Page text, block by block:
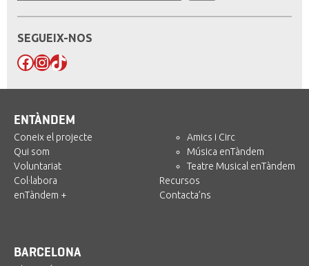
SEGUEIX-NOS
Facebook
Instagram
TikTok
ENTÀNDEM
Coneix el projecte
Qui som
Voluntariat
Col·labora
enTàndem +
Amics i Circ
Música enTàndem
Teatre Musical enTàndem
Recursos
Contacta’ns
BARCELONA